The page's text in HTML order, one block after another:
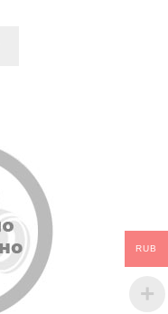
RUB